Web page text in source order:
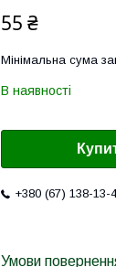
55 ₴
Мінімальна сума
В наявності
+380 (67) 138-13-